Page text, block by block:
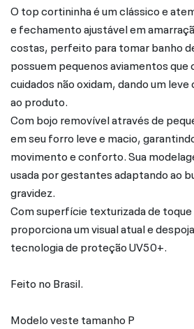
O top cortininha é um clássico e
e fechamento ajustável em
costas, perfeito para tomar banho
possuem pequenos aviamentos que
cuidados não oxidam, dando um
ao produto.
Com bojo removível através de
em seu forro leve e macio,
movimento e conforto. Sua
usada por gestantes adaptando ao
gravidez.
Com superfície texturizada de toque
proporciona um visual atual e
tecnologia de proteção UV50+.
Feito no Brasil.
Modelo veste tamanho P